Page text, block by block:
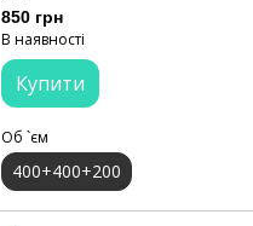
850 грн
В наявності
Купити
Об `єм
400+400+200